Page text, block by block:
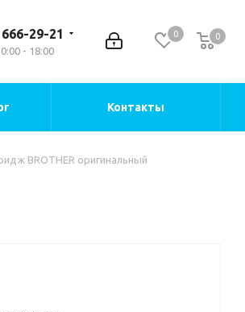
0 0
29-21
- 18:00
Контакты
BROTHER оригинальный